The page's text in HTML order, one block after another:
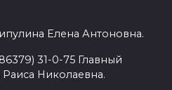
Елена Антоновна.
31-0-75 Главный
Николаевна.